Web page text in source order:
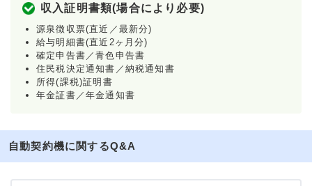
収入証明書類(場合により必要)
源泉徴収票(直近／最新分)
給与明細書(直近2ヶ月分)
確定申告書／青色申告書
住民税決定通知書／納税通知書
所得(課税)証明書
年金証書／年金通知書
自動契約機に関するQ&A